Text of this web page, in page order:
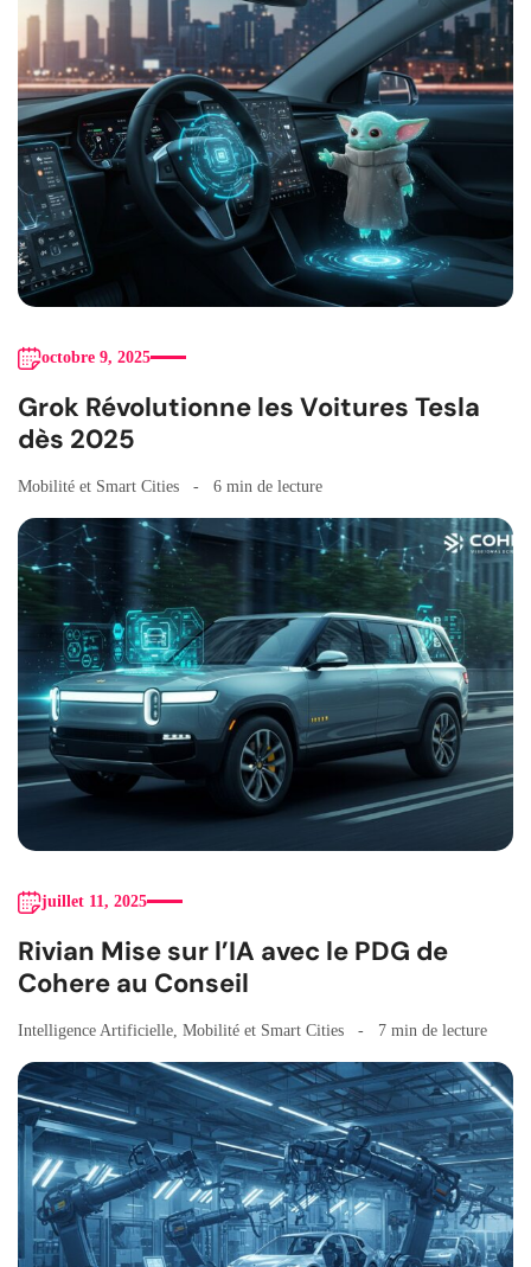
octobre 9, 2025
Grok Révolutionne les Voitures Tesla
dès 2025
Mobilité et Smart Cities 6 min de lecture
juillet 11, 2025
Rivian Mise sur l’IA avec le PDG de
Cohere au Conseil
Intelligence Artificielle Mobilité et Smart Cities 7 min de lecture